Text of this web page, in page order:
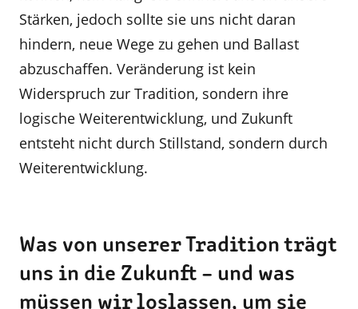
Stärken, jedoch sollte sie uns nicht daran
hindern, neue Wege zu gehen und Ballast
abzuschaffen. Veränderung ist kein
Widerspruch zur Tradition, sondern ihre
logische Weiterentwicklung, und Zukunft
entsteht nicht durch Stillstand, sondern durch
Weiterentwicklung.
Was von unserer Tradition trägt
uns in die Zukunft – und was
müssen wir loslassen, um sie